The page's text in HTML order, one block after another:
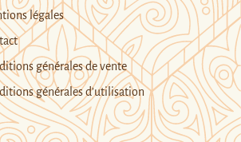
légales
générales de vente
générales d’utilisation